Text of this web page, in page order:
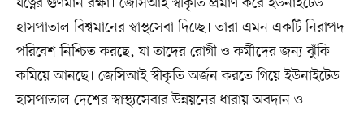
হাসপাতাল বিশ্বমানের স্বাস্থসেবা দিচ্ছে। তারা এমন একটি নিরাপদ
পরিবেশ নিশ্চিত করছে, যা তাদের রোগী ও কর্মীদের জন্য ঝুঁকি
কমিয়ে আনছে। জেসিআই স্বীকৃতি অর্জন করতে গিয়ে ইউনাইটেড
হাসপাতাল দেশের স্বাস্থ্যসেবার উন্নয়নের ধারায় অবদান ও